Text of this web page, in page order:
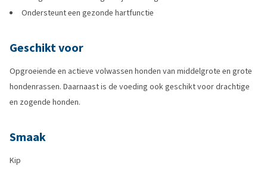
Ondersteunt een gezonde hartfunctie
Geschikt voor
Opgroeiende en actieve volwassen honden van middelgrote en grote
hondenrassen. Daarnaast is de voeding ook geschikt voor drachtige
en zogende honden.
Smaak
Kip